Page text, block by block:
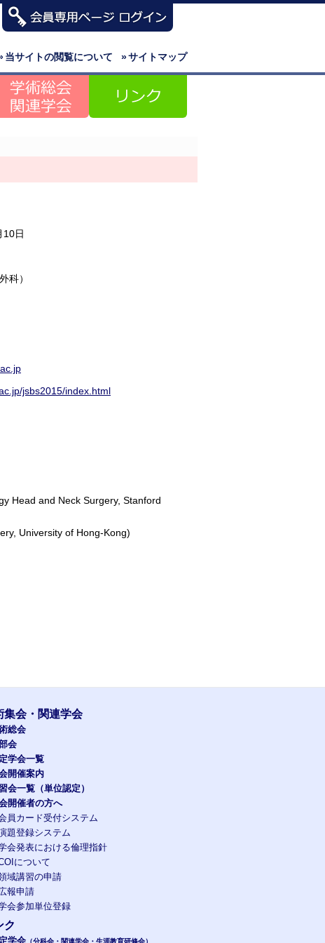
»サイトマップ
当サイトの閲覧について
10日
科）
jsbs2015/index.html
Head and Neck Surgery, Stanford
University of Hong-Kong)
集会・関連学会
総会
会
学会一覧
開催案内
会一覧（単位認定）
開催者の方へ
員カード受付システム
題登録システム
会発表における倫理指針
について
域講習の申請
報申請
会参加単位登録
ク
学会 （分科会・関連学会・生涯教育研修会）